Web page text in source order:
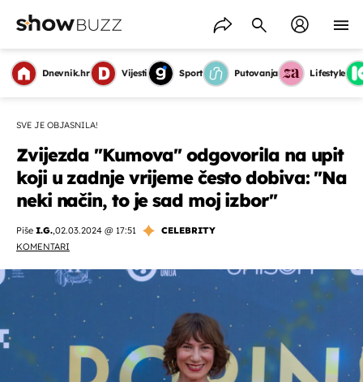
Dnevnik.hr Vijesti Sport Putovanja Lifestyle
SVE JE OBJASNILA!
Zvijezda ''Kumova'' odgovorila na upit
koji u zadnje vrijeme često dobiva: ''Na
neki način, to je sad moj izbor''
Piše I.G.,02.03.2024 @ 17:51
CELEBRITY
KOMENTARI
OMOGUĆI OBAVIJESTI